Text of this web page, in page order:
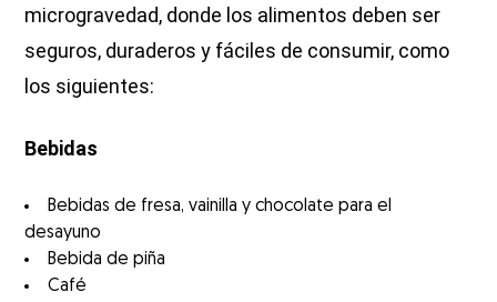
microgravedad, donde los alimentos deben ser
seguros, duraderos y fáciles de consumir, como
los siguientes:
Bebidas
Bebidas de fresa, vainilla y chocolate para el
desayuno
Bebida de piña
Café